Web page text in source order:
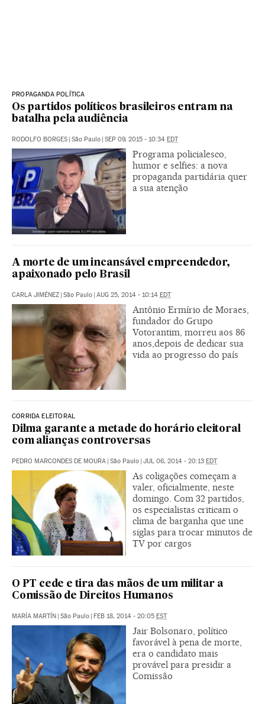
PROPAGANDA POLÍTICA
Os partidos políticos brasileiros entram na
batalha pela audiência
RODOLFO BORGES | São Paulo | SEP 09, 2015 - 10:34 EDT
Programa policialesco,
humor e selfies: a nova
propaganda partidária quer
a sua atenção
A morte de um incansável empreendedor,
apaixonado pelo Brasil
CARLA JIMÉNEZ | São Paulo | AUG 25, 2014 - 10:14 EDT
Antônio Ermírio de Moraes,
fundador do Grupo
Votorantim, morreu aos 86
anos,depois de dedicar sua
vida ao progresso do país
CORRIDA ELEITORAL
Dilma garante a metade do horário eleitoral
com alianças controversas
PEDRO MARCONDES DE MOURA | São Paulo | JUL 06, 2014 - 20:13 EDT
As coligações começam a
valer, oficialmente, neste
domingo. Com 32 partidos,
os especialistas criticam o
clima de barganha que une
siglas para trocar minutos de
TV por cargos
O PT cede e tira das mãos de um militar a
Comissão de Direitos Humanos
MARÍA MARTÍN São Paulo FEB 18, 2014 - 20:05 EST
Jair Bolsonaro, político
favorável à pena de morte,
era o candidato mais
provável para presidir a
Comissão